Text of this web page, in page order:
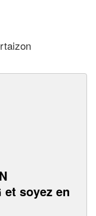
et soyez en